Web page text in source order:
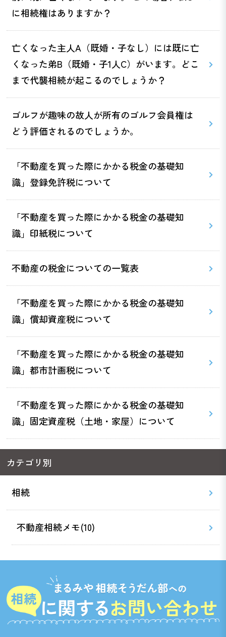
に相続権はありますか？
亡くなった主人A（既婚・子なし）には既に亡
くなった弟B（既婚・子1人C）がいます。どこ
まで代襲相続が起こるのでしょうか？
ゴルフが趣味の故人が所有のゴルフ会員権は
どう評価されるのでしょうか。
「不動産を買った際にかかる税金の基礎知
識」登録免許税について
「不動産を買った際にかかる税金の基礎知
識」印紙税について
不動産の税金についての一覧表
「不動産を買った際にかかる税金の基礎知
識」償却資産税について
「不動産を買った際にかかる税金の基礎知
識」都市計画税について
「不動産を買った際にかかる税金の基礎知
識」固定資産税（土地・家屋）について
カテゴリ別
相続
不動産相続メモ(10)